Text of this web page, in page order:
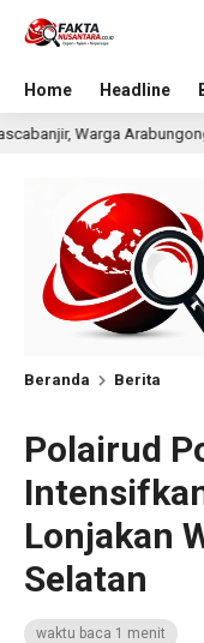
Home Headline
Bantuan
Beranda Berita
Polairud
Lonjakan
Selatan
waktu baca 1 menit